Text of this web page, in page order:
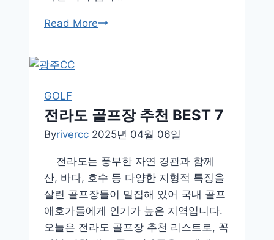
Read More스
워
내
는
골
프,
삶
에
주
GOLF
전라도 골프장 추천 BEST 7
Byrivercc 2025년 04월 06일
전라도는 풍부한 자연 경관과 함께
산, 바다, 호수 등 다양한 지형적 특징을
살린 골프장들이 밀집해 있어 국내 골프
애호가들에게 인기가 높은 지역입니다.
오늘은 전라도 골프장 추천 리스트로, 꼭